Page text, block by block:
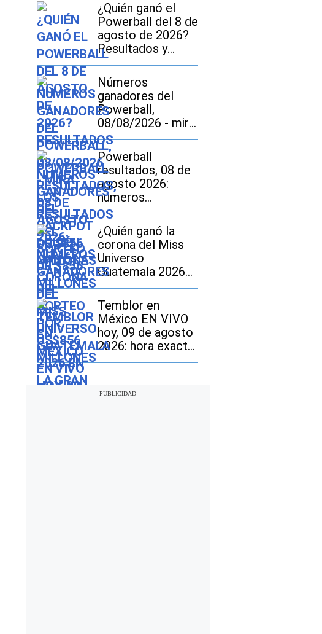
¿Quién ganó el
Powerball del 8 de
agosto de 2026?
Resultados y
números
ganadores del
jackpot de $856
millones
Números
ganadores del
Powerball,
08/08/2026 - mira
los resultados del
sorteo de $856
millones
Powerball
resultados, 08 de
agosto 2026:
números
ganadores del
sorteo por
US$856 millones
¿Quién ganó la
corona del Miss
Universo
Guatemala 2026
en la gran final?
Temblor en
México EN VIVO
hoy, 09 de agosto
2026: hora exacta,
magnitud y dónde